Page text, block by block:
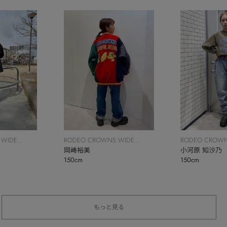
RODEO CROWNS WIDE
BOWL
岡﨑裕美
150cm
RODEO
BOWL
小河原 知沙乃
150cm
もっと見る